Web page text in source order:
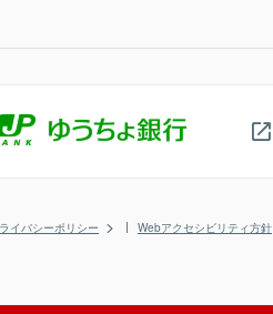
イバシーポリシー Webアクセシビリティ方針